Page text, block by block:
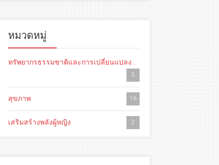
หมวดหมู่
ทรัพยากรธรรมชาติและการเปลี่ยนแปลงสภาพภูมิอากาศ
5
สุขภาพ 16
เสริมสร้างพลังผู้หญิง 2